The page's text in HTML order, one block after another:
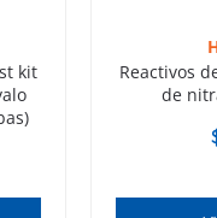
kit
Reactivos
de